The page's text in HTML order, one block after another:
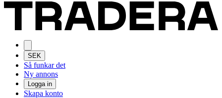
SEK
Så funkar det
Ny annons
Logga in
Skapa konto